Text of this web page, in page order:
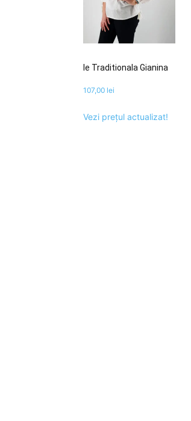
Ie Traditionala Gianina
107,00 lei
Vezi prețul actualizat!